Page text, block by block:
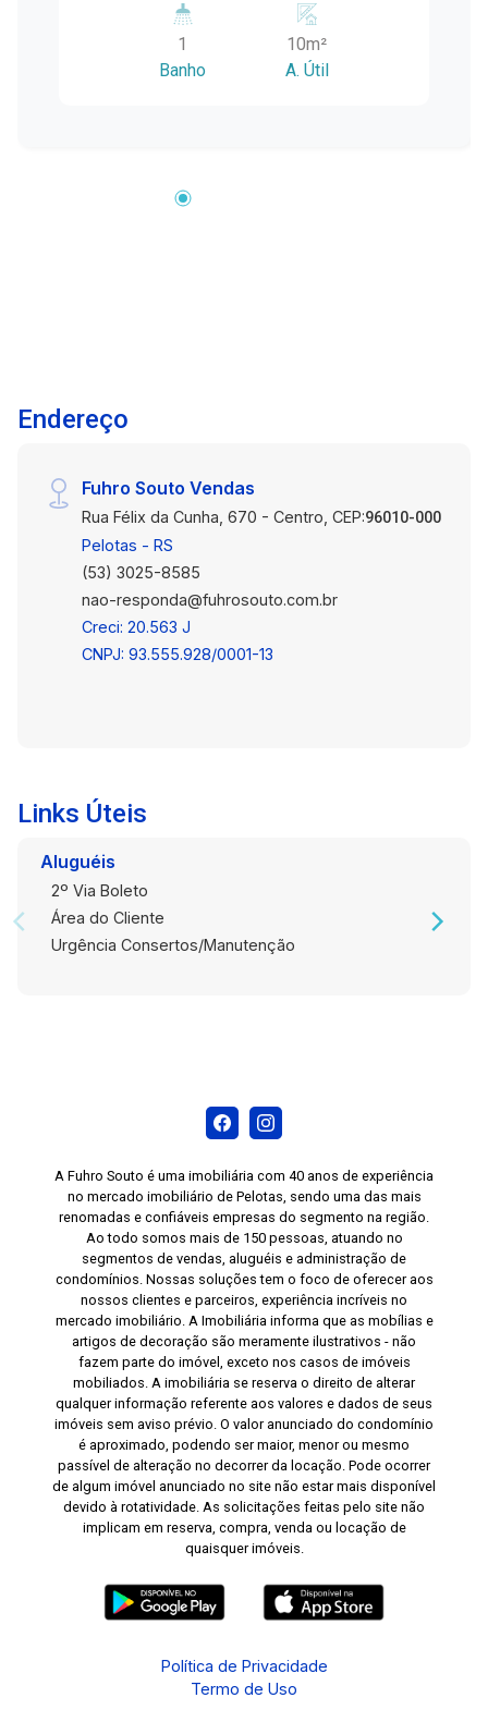
circulação de pessoas e próxima a diversos
serviços, esta é uma excelente oportunidade
para empresas que valorizam conveniência e
variados. A localização facilita o acesso de
Mezanino Banheiro social Distribuição: Espaço
interno com boa circulação Mezanino
operacional ou armazenamento.
Funcionalidades: Ideal para comércio, escritório
ou atendimento ao público Ambiente versátil
para diferentes configurações de layout
Estrutura que favorece organização de
mercadorias e materiais. Diferenciais:
Localização central com grande fluxo de
e conveniências no entorno. Entre em contato
conhecer de perto o potencial deste espaço
comercial
1
Banho
10m²
A. Útil
Endereço
Fuhro Souto Vendas
Rua Félix da Cunha, 670 - Centro, CEP:96010-000
Pelotas - RS
(53) 3025-8585
nao-responda@fuhrosouto.com.br
Creci: 20.563 J
CNPJ: 93.555.928/0001-13
Links Úteis
Aluguéis
2º Via Boleto
Área do Cliente
Urgência Consertos/Manutenção
A Fuhro Souto é uma imobiliária com 40 anos de experiência
no mercado imobiliário de Pelotas, sendo uma das mais
renomadas e confiáveis empresas do segmento na região.
Ao todo somos mais de 150 pessoas, atuando no
segmentos de vendas, aluguéis e administração de
condomínios. Nossas soluções tem o foco de oferecer aos
nossos clientes e parceiros, experiência incríveis no
mercado imobiliário. A Imobiliária informa que as mobílias e
artigos de decoração são meramente ilustrativos - não
fazem parte do imóvel, exceto nos casos de imóveis
mobiliados. A imobiliária se reserva o direito de alterar
qualquer informação referente aos valores e dados de seus
imóveis sem aviso prévio. O valor anunciado do condomínio
é aproximado, podendo ser maior, menor ou mesmo
passível de alteração no decorrer da locação. Pode ocorrer
de algum imóvel anunciado no site não estar mais disponível
devido à rotatividade. As solicitações feitas pelo site não
implicam em reserva, compra, venda ou locação de
quaisquer imóveis.
Política de Privacidade
Termo de Uso